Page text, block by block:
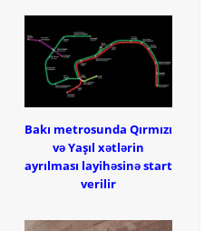
Bakı metrosunda Qırmızı
və Yaşıl xətlərin
ayrılması layihəsinə start
verilir